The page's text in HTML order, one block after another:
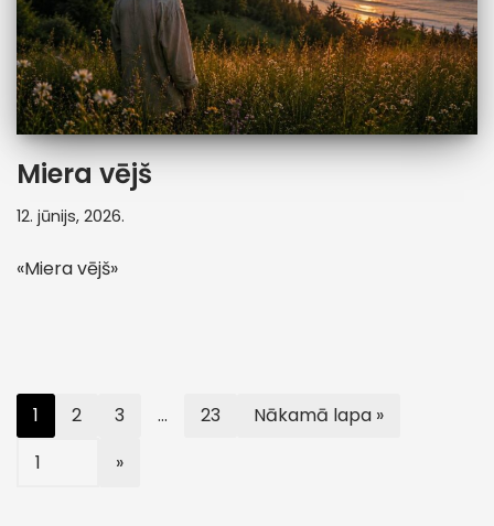
Miera vējš
12. jūnijs, 2026.
«Miera vējš»
1 2 3 … 23 Nākamā lapa »